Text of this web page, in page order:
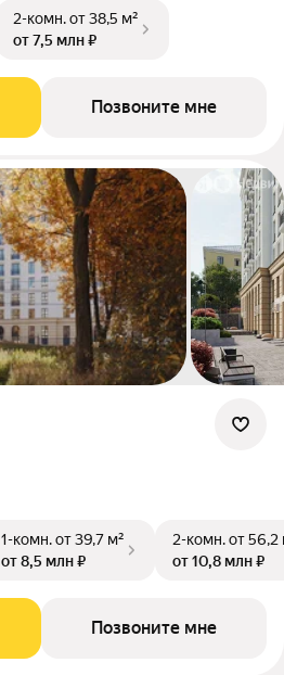
2-комн.от 38,5 м²
от 7,5 млн ₽
Позвоните мне
1-комн.от 39,7 м²
от 8,5 млн ₽
2-комн.от 56,2
от 10,8 млн ₽
Позвоните мне